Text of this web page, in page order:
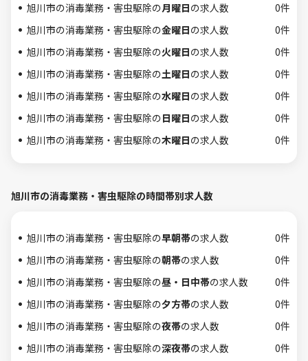
旭川市の消毒業務・害虫駆除の月曜日の求人数
0件
旭川市の消毒業務・害虫駆除の金曜日の求人数
0件
旭川市の消毒業務・害虫駆除の火曜日の求人数
0件
旭川市の消毒業務・害虫駆除の土曜日の求人数
0件
旭川市の消毒業務・害虫駆除の水曜日の求人数
0件
旭川市の消毒業務・害虫駆除の日曜日の求人数
0件
旭川市の消毒業務・害虫駆除の木曜日の求人数 0件
旭川市の消毒業務・害虫駆除の時間帯別求人数
旭川市の消毒業務・害虫駆除の早朝帯の求人数
0件
旭川市の消毒業務・害虫駆除の朝帯の求人数
0件
旭川市の消毒業務・害虫駆除の昼・日中帯の求人数
0件
旭川市の消毒業務・害虫駆除の夕方帯の求人数
0件
旭川市の消毒業務・害虫駆除の夜帯の求人数
0件
旭川市の消毒業務・害虫駆除の深夜帯の求人数 0件